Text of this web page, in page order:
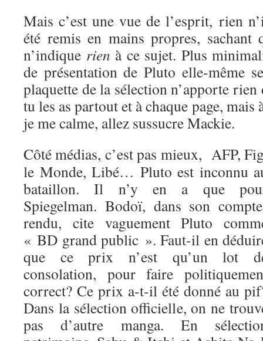
Mais c’est une vue de l’esprit, rien
été remis en mains propres,
n’indique rien à ce sujet. Plus
de présentation de Pluto elle-même
plaquette de la sélection n’apporte
tu les as partout et à chaque page,
je me calme, allez sussucre Mackie.
Côté médias, c’est pas mieux, AFP,
le Monde, Libé… Pluto est inconnu
bataillon. Il n’y en a que
Spiegelman. Bodoï, dans son
rendu, cite vaguement Pluto
« BD grand public ». Faut-il en
que ce prix n’est qu’un lot
consolation, pour faire
correct? Ce prix a-t-il été donné au
Dans la sélection officielle, on ne
pas d’autre manga. En